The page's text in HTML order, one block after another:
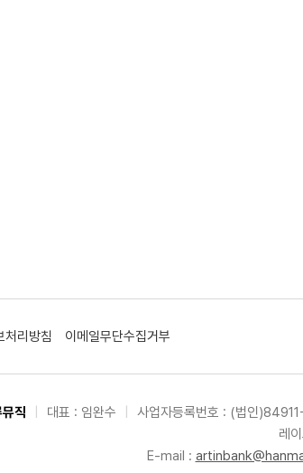
처리방침 이메일무단수집거부
직 대표 : 임완수 사업자등록번호 : (법인
레
E-mail :